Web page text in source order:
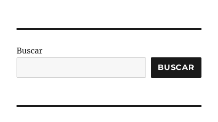
Buscar
BUSCAR